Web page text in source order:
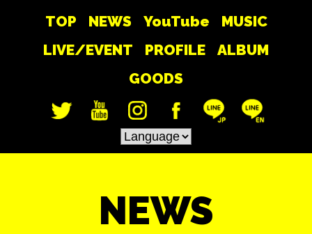
TOP NEWS YouTube
MUSIC
LIVE/EVENT
PROFILE
ALBUM
GOODS
NEWS